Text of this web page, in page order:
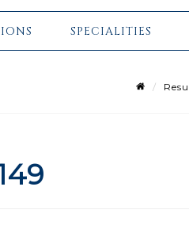
SPECIALITIES